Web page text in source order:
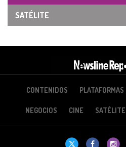
SATÉLITE
CONTENIDOS PLATAFORMAS
NEGOCIOS CINE SATÉLITE